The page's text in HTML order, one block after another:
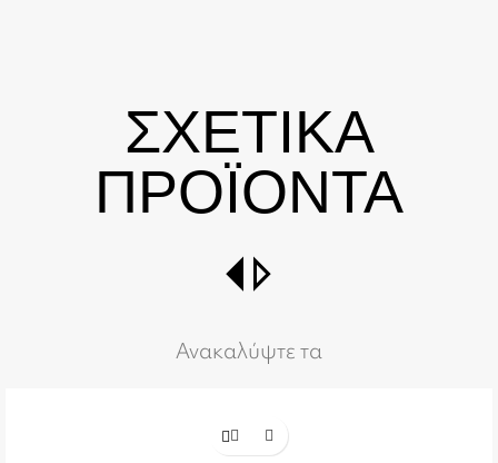
ΣΧΕΤΙΚΑ
ΠΡΟΪΟΝΤΑ
switch_right
Ανακαλύψτε τα